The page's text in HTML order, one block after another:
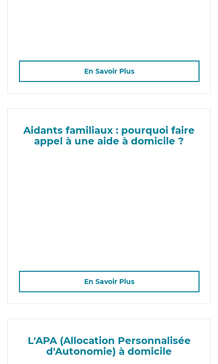
En Savoir Plus
Aidants familiaux : pourquoi faire
appel à une aide à domicile ?
En Savoir Plus
L'APA (Allocation Personnalisée
d'Autonomie) à domicile